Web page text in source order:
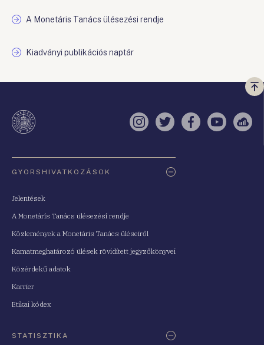
A Monetáris Tanács ülésezési rendje
Kiadványi publikációs naptár
a
Instagram
TwitterFacebook
YouTube
GYORSHIVATKOZÁSOK
Jelentések
A Monetáris Tanács ülésezési rendje
Közlemények a Monetáris Tanács üléseiről
Kamatmeghatározó ülések rövidített jegyzőkönyvei
Közérdekű adatok
Karrier
Etikai kódex
STATISZTIKA